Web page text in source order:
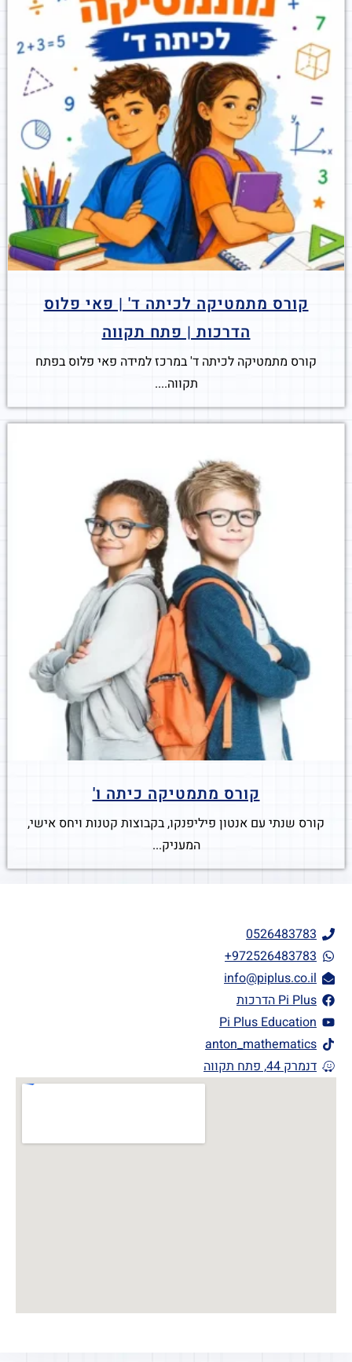
קורס מתמטיקה לכיתה ד' | פאי פלוס
הדרכות | פתח תקווה
קורס מתמטיקה לכיתה ד' במרכז למידה פאי פלוס בפתח
תקווה....
קורס מתמטיקה כיתה ו'
קורס שנתי עם אנטון פיליפנקו, בקבוצות קטנות ויחס אישי,
המעניק...
0526483783
972526483783+
info@piplus.co.il
Pi Plus הדרכות
Pi Plus Education
anton_mathematics
דנמרק 44, פתח תקווה